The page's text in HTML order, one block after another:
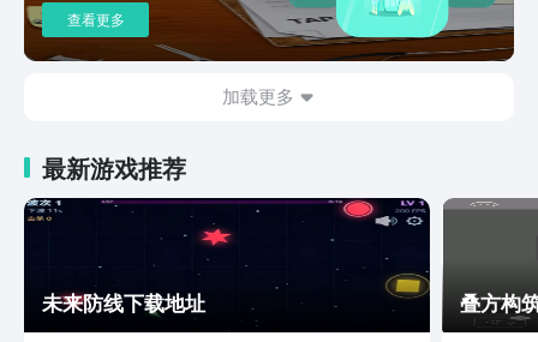
查看更多
加载更多
最新游戏推荐
未来防线下载地址 叠方构